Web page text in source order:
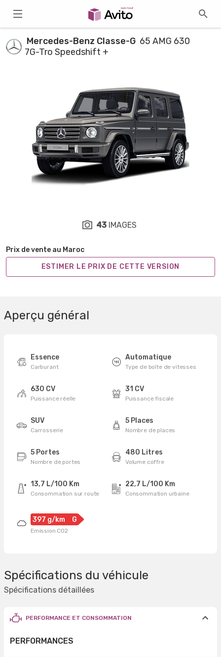
Mercedes-Benz Classe-G 65 AMG 630
7G-Tro Speedshift +
Prix de vente au Maroc
ESTIMER LE PRIX DE CETTE VERSION
43 IMAGES
Aperçu général
Essence
Carburant
Automatique
Type de boîte de vitesses
630 CV
Puissance réelle
31 CV
Puissance fiscale
SUV
Carrosserie
5 Places
Nombre de places
5 Portes
Nombre de portes
480 Litres
Volume coffre
13,7 L/100 Km
Consommation sur route
22,7 L/100 Km
Consommation urbaine
397 g/km G
Emission CO2
Spécifications du véhicule
Spécifications détaillées
PERFORMANCE ET CONSOMMATION
PERFORMANCES